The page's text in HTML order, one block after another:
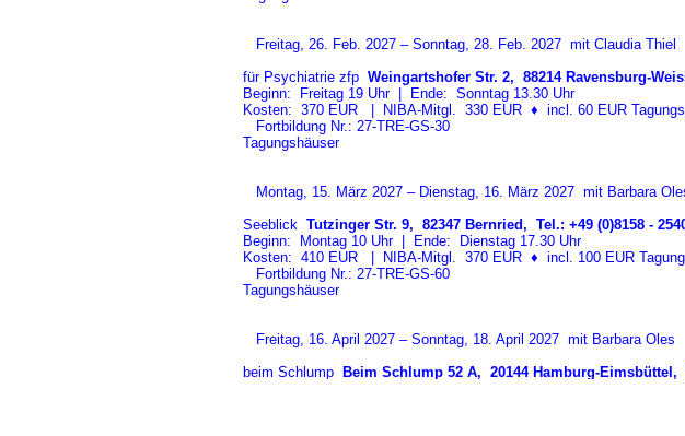
Freitag, 26. Feb. 2027 – Sonntag, 28. Feb. 2027 mit Claudia Thiel
für Psychiatrie zfp Weingartshofer Str. 2, 88214 Ravensburg-
Beginn: Freitag 19 Uhr | Ende: Sonntag 13.30 Uhr
Kosten: 370 EUR | NIBA-Mitgl. 330 EUR ♦ incl. 60 EUR
Fortbildung Nr.: 27-TRE-GS-30
Tagungshäuser
Montag, 15. März 2027 – Dienstag, 16. März 2027 mit Barbara
Seeblick Tutzinger Str. 9, 82347 Bernried, Tel.: +49 (0)8158 -
Beginn: Montag 10 Uhr | Ende: Dienstag 17.30 Uhr
Kosten: 410 EUR | NIBA-Mitgl. 370 EUR ♦ incl. 100 EUR
Fortbildung Nr.: 27-TRE-GS-60
Tagungshäuser
Freitag, 16. April 2027 – Sonntag, 18. April 2027 mit Barbara Oles
beim Schlump Beim Schlump 52 A, 20144 Hamburg-Eimsbüttel,